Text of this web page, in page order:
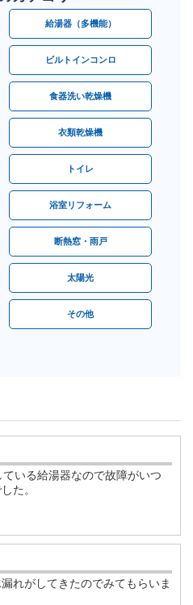
給湯器（多機能）
ビルトインコンロ
食器洗い乾燥機
衣類乾燥機
トイレ
浴室リフォーム
断熱窓・雨戸
太陽光
その他
いる給湯器なので故障がいつ
た。
れがしてきたのでみてもらいま